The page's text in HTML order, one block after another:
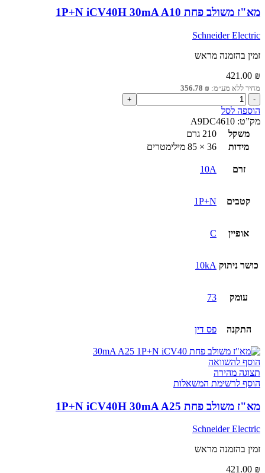
מא"ז משולב פחת 1P+N iCV40H 30mA A10
Schneider Electric
זמין בהזמנה מראש
421.00 ₪
מחיר ללא מע״מ: 356.78 ₪
כמות
של
מא"ז
משולב
פחת
1P+N
30mA
הוספה לסל
מק”ט: A9DC4610
משקל
210 גרם
מידות
36 × 85 מילימטרים
זרם 10A
קטבים 1P+N
אופיין C
כושר ניתוק 10kA
עומק 73
התקנה פס דין
הוסף להשוואה
תצוגה מהירה
הוסף לרשימת המשאלות
מא"ז משולב פחת 1P+N iCV40H 30mA A25
Schneider Electric
זמין בהזמנה מראש
421.00 ₪